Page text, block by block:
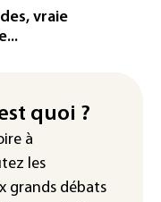
la
de
de l'éclipse
vraie
quoi ?
à
les
grands débats